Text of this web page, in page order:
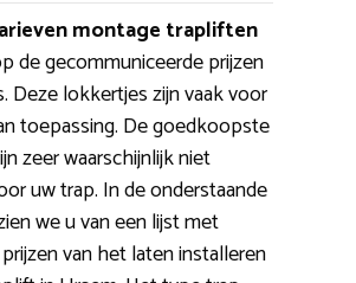
montage trapliften
de gecommuniceerde prijzen
Deze lokkertjes zijn vaak voor
toepassing. De goedkoopste
zeer waarschijnlijk niet
uw trap. In de onderstaande
we u van een lijst met
van het laten installeren